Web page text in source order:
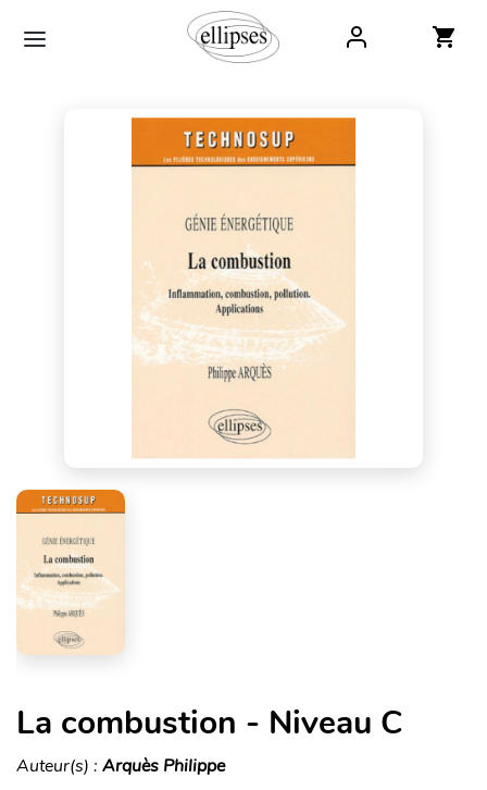
La combustion - Niveau C
Auteur(s) : Arquès Philippe